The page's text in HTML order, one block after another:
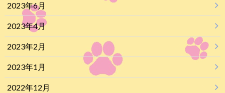
2023年6月
2023年4月
2023年2月
2023年1月
2022年12月